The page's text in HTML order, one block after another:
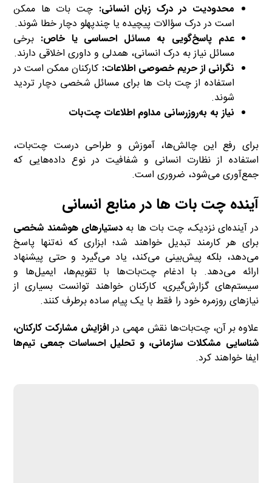
محدودیت در درک زبان انسانی: چت بات ها ممکن
است در درک سؤالات پیچیده یا چندپهلو دچار خطا شوند.
عدم پاسخ‌گویی به مسائل احساسی یا خاص: برخی
مسائل نیاز به درک انسانی، همدلی و داوری اخلاقی دارند.
نگرانی از حریم خصوصی اطلاعات: کارکنان ممکن است در
استفاده از چت بات ها برای مسائل شخصی دچار تردید
شوند.
نیاز به به‌روزرسانی مداوم اطلاعات چت‌بات
برای رفع این چالش‌ها، آموزش و طراحی درست چت‌بات،
استفاده از نظارت انسانی و شفافیت در نوع داده‌هایی که
جمع‌آوری می‌شود، ضروری است.
آینده چت بات ها در منابع انسانی
در آینده‌ای نزدیک، چت بات ها به دستیارهای هوشمند شخصی
برای هر کارمند تبدیل خواهند شد؛ ابزاری که نه‌تنها پاسخ
می‌دهد، بلکه پیش‌بینی می‌کند، یاد می‌گیرد و حتی پیشنهاد
ارائه می‌دهد. با ادغام چت‌بات‌ها با تقویم‌ها، ایمیل‌ها و
سیستم‌های گزارش‌گیری، کارکنان خواهند توانست بسیاری از
نیازهای روزمره خود را فقط با یک پیام ساده برطرف کنند.
علاوه بر آن، چت‌بات‌ها نقش مهمی درافزایش مشارکت کارکنان،
شناسایی مشکلات سازمانی، و تحلیل احساسات جمعی تیم‌ها
ایفا خواهند کرد.